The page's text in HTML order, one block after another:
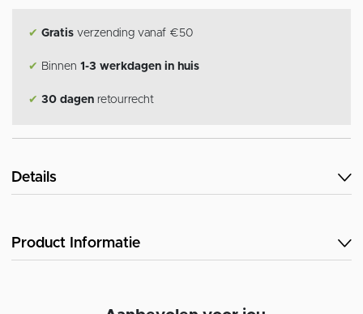
✔ Gratis verzending vanaf €50
✔ Binnen 1-3 werkdagen in huis
✔ 30 dagen retourrecht
Details
Product Informatie